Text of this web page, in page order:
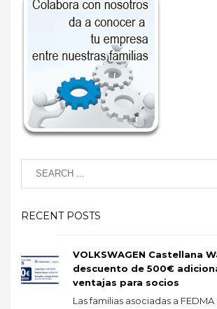
RECENT POSTS
VOLKSWAGEN Castellana
descuento de 500€
ventajas para socios
Las familias asociadas a